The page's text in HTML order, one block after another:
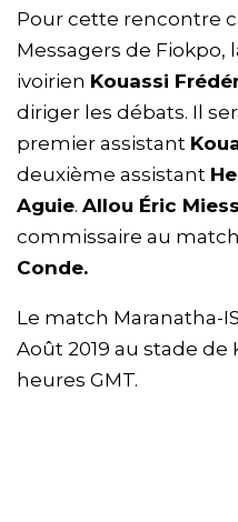
Pour cette rencontre
Messagers de Fiokpo,
ivoirien Kouassi
diriger les débats. Il
premier assistant
deuxième assistant
Aguie. Allou Éric
commissaire au
Conde.
Le match Maranatha-
Août 2019 au stade de
heures GMT.